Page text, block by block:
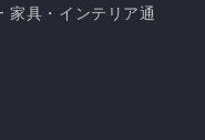
家具・インテリア通